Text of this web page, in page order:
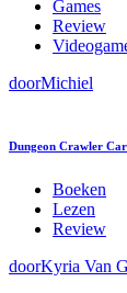
Games
Review
doorMichiel
Dungeon Crawler
Boeken
Lezen
Review
doorKyria Van